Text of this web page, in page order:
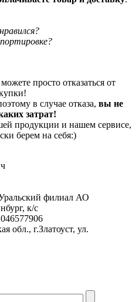
просто отказаться от
в случае отказа, вы не
затрат!
продукции и нашем сервисе,
берем на себя:)
филиал АО
к/с
обл., г.Златоуст, ул.